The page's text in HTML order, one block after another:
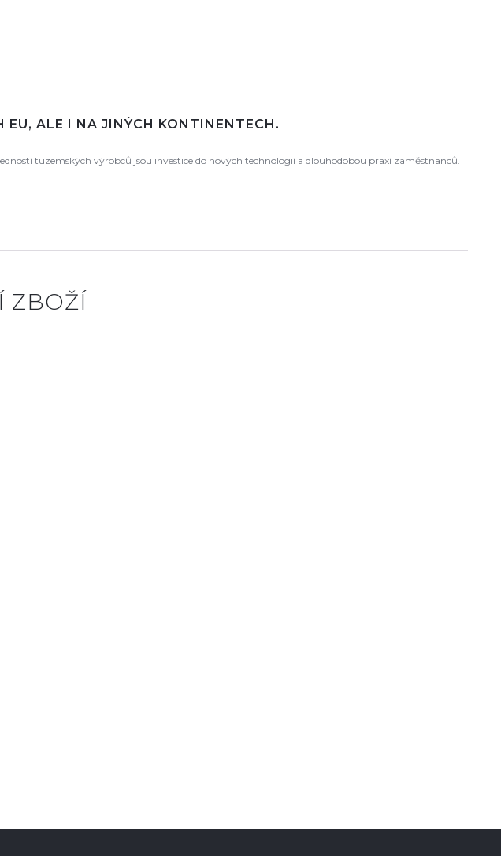
EU, ALE I NA JINÝCH KONTINENTECH.
tuzemských výrobců jsou investice do nových technologií a dlouhodobou praxí zaměstnanců.
ZBOŽÍ